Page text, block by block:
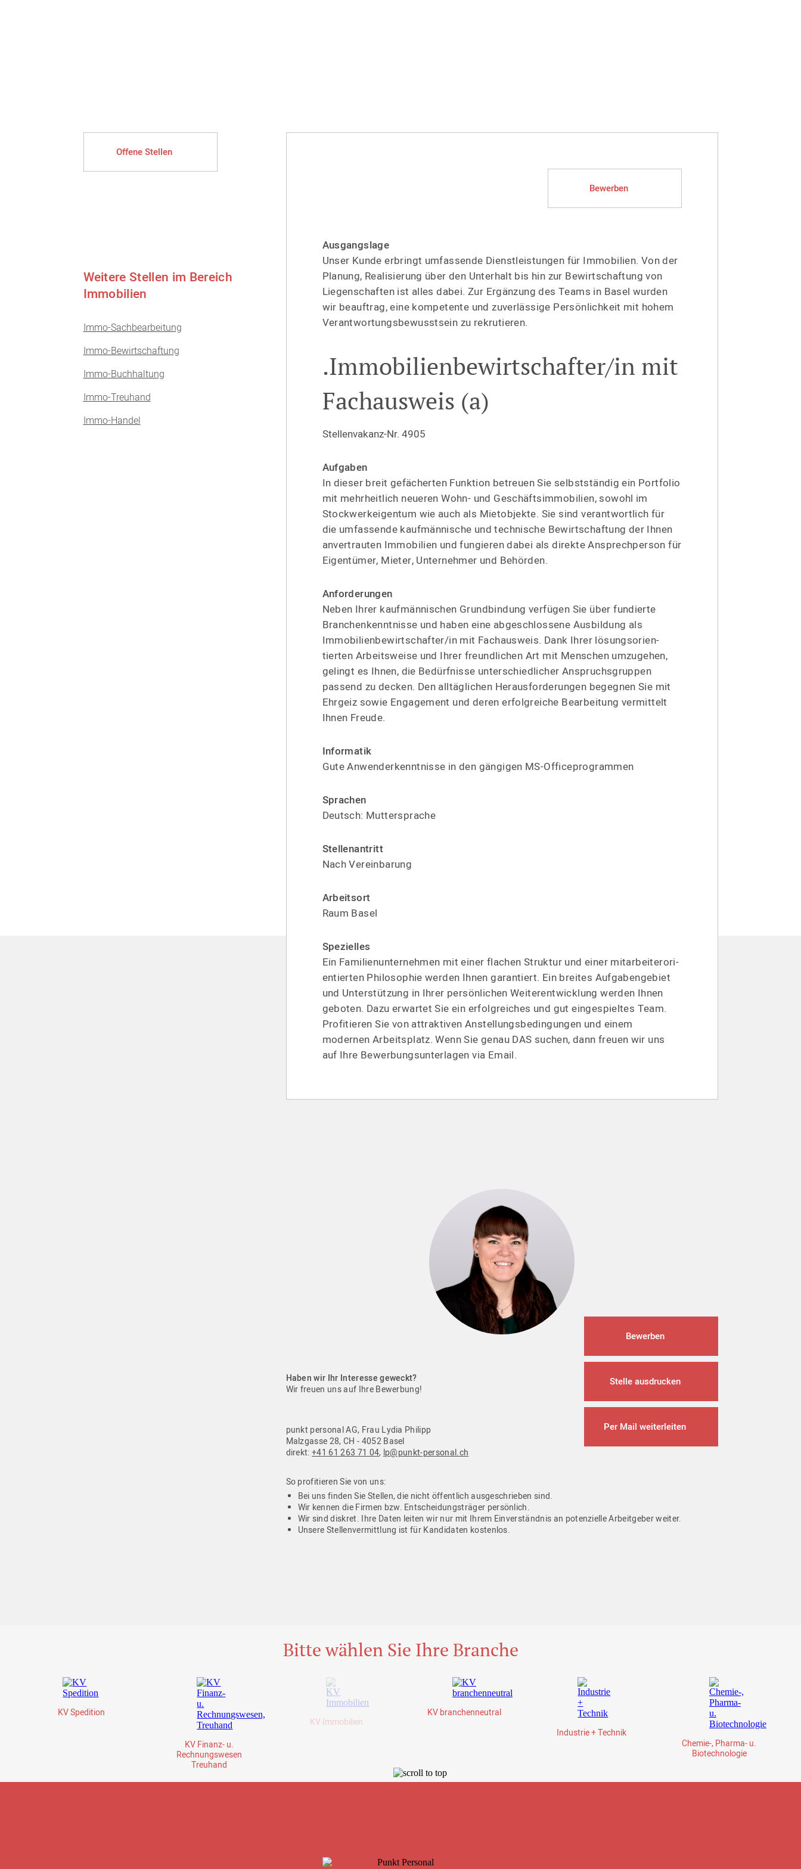
Offene Stellen
Weitere Stellen im Bereich
Immobilien
Immo-Sachbearbeitung
Immo-Bewirtschaftung
Immo-Buchhaltung
Immo-Treuhand
Immo-Handel
Bewerben
Ausgangslage
Unser Kunde erbringt umfassende Dienst­leis­tungen für Immobilien. Von der
Planung, Realisierung über den Unterhalt bis hin zur Bewirt­schaftung von
Liegen­schaften ist alles dabei. Zur Ergänzung des Teams in Basel wurden
wir beauftrag, eine kompetente und zuverlässige Persön­lichkeit mit hohem
Verant­wor­tungs­be­wusstsein zu rekrutieren.
.Immobi­li­en­be­wirt­schafter/in mit
Fachausweis (a)
Stellen­vakanz-Nr. 4905
Aufgaben
In dieser breit gefächerten Funktion betreuen Sie selbst­ständig ein Portfolio
mit mehrheitlich neueren Wohn- und Geschäfts­im­mo­bilien, sowohl im
Stockwerk­ei­gentum wie auch als Mietobjekte. Sie sind verant­wortlich für
die umfassende kaufmän­nische und technische Bewirt­schaftung der Ihnen
anvertrauten Immobilien und fungieren dabei als direkte Ansprech­person für
Eigentümer, Mieter, Unternehmer und Behörden.
Anforde­rungen
Neben Ihrer kaufmän­nischen Grundbindung verfügen Sie über fundierte
Branchen­kenntnisse und haben eine abgeschlossene Ausbildung als
Immobi­li­en­be­wirt­schafter/in mit Fachausweis. Dank Ihrer lösungs­ori­en­
tierten Arbeitsweise und Ihrer freund­lichen Art mit Menschen umzugehen,
gelingt es Ihnen, die Bedürfnisse unterschied­licher Anspruchs­gruppen
passend zu decken. Den alltäg­lichen Heraus­for­de­rungen begegnen Sie mit
Ehrgeiz sowie Engagement und deren erfolg­reiche Bearbeitung vermittelt
Ihnen Freude.
Informatik
Gute Anwender­kenntnisse in den gängigen MS-Office­pro­grammen
Sprachen
Deutsch: Mutter­sprache
Stellen­antritt
Nach Verein­barung
Arbeitsort
Raum Basel
Spezielles
Ein Famili­en­un­ter­nehmen mit einer flachen Struktur und einer mitarbei­ter­ori­
en­tierten Philosophie werden Ihnen garantiert. Ein breites Aufgaben­gebiet
und Unterstützung in Ihrer persön­lichen Weiter­ent­wicklung werden Ihnen
geboten. Dazu erwartet Sie ein erfolg­reiches und gut eingespieltes Team.
Profitieren Sie von attraktiven Anstel­lungs­be­din­gungen und einem
modernen Arbeitsplatz. Wenn Sie genau DAS suchen, dann freuen wir uns
auf Ihre Bewerbungs­un­terlagen via Email.
Haben wir Ihr Interesse geweckt?
Wir freuen uns auf Ihre Bewerbung!
punkt personal AG, Frau Lydia Philipp
Malzgasse 28, CH - 4052 Basel
direkt:+41 61 263 71 04, lp@punkt-personal.ch
Bewerben
Stelle ausdrucken
Per Mail weiterleiten
So profitieren Sie von uns:
Bei uns finden Sie Stellen, die nicht öffentlich ausgeschrieben sind.
Wir kennen die Firmen bzw. Entscheidungsträger persönlich.
Wir sind diskret. Ihre Daten leiten wir nur mit Ihrem Einverständnis an potenzielle Arbeitgeber weiter.
Unsere Stellenvermittlung ist für Kandidaten kostenlos.
Bitte wählen Sie Ihre Branche
KV Spedition
KV Finanz- u.
Rechnungswesen
Treuhand
KV Immobilien
KV branchenneutral
Industrie + Technik
Chemie-, Pharma- u.
Biotechnologie